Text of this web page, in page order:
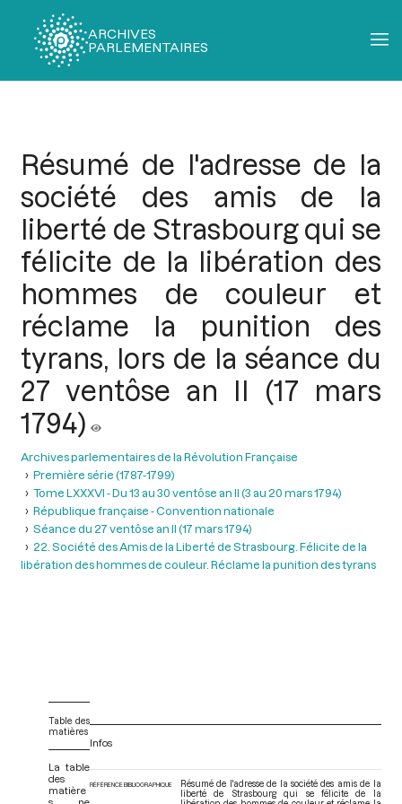
ARCHIVES
PARLEMENTAIRES
Résumé de l'adresse de la
société des amis de la
liberté de Strasbourg qui se
félicite de la libération des
hommes de couleur et
réclame la punition des
tyrans, lors de la séance du
27 ventôse an II (17 mars
1794)
Archives parlementaires de la Révolution Française
Première série (1787-1799)
Tome LXXXVI - Du 13 au 30 ventôse an II (3 au 20 mars 1794)
République française - Convention nationale
Séance du 27 ventôse an II (17 mars 1794)
22. Société des Amis de la Liberté de Strasbourg. Félicite de la
libération des hommes de couleur. Réclame la punition des tyrans
Table des
matières
La table
des
matière
s ne
Infos
RÉFÉRENCE BIBLIOGRAPHIQUE
Résumé de l'adresse de la société des amis de la
liberté de Strasbourg qui se félicite de la